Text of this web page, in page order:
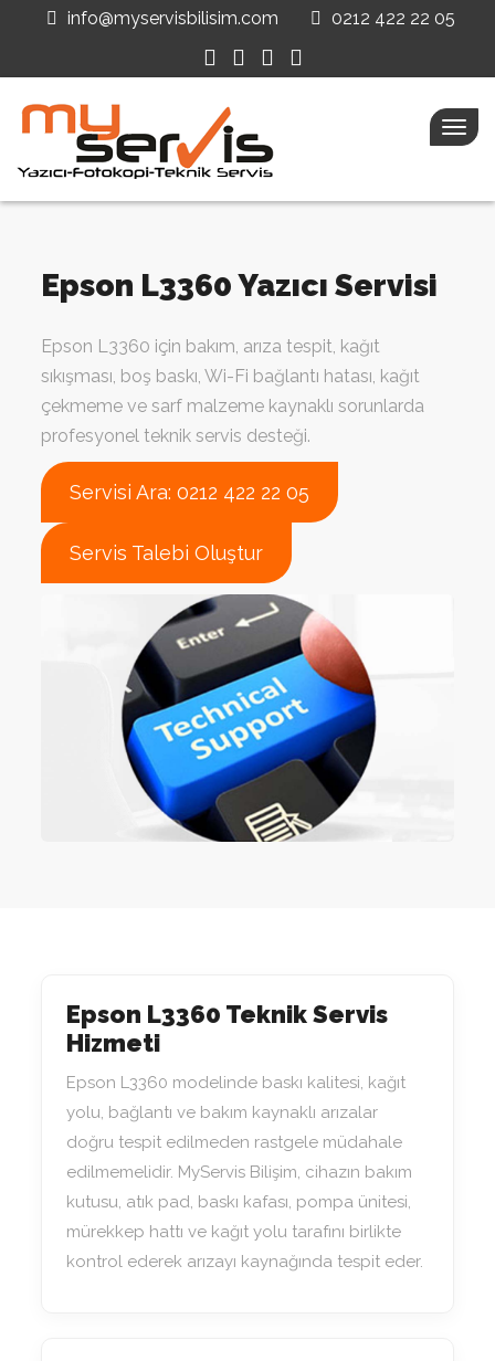
info@myservisbilisim.com 0212 422 22 05
Epson L3360 Yazıcı Servisi
Epson L3360 için bakım, arıza tespit, kağıt
sıkışması, boş baskı, Wi-Fi bağlantı hatası, kağıt
çekmeme ve sarf malzeme kaynaklı sorunlarda
profesyonel teknik servis desteği.
Servisi Ara: 0212 422 22 05
Servis Talebi Oluştur
Epson L3360 Teknik Servis
Hizmeti
Epson L3360 modelinde baskı kalitesi, kağıt
yolu, bağlantı ve bakım kaynaklı arızalar
doğru tespit edilmeden rastgele müdahale
edilmemelidir. MyServis Bilişim, cihazın bakım
kutusu, atık pad, baskı kafası, pompa ünitesi,
mürekkep hattı ve kağıt yolu tarafını birlikte
kontrol ederek arızayı kaynağında tespit eder.